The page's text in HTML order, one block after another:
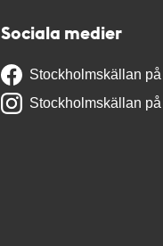
Sociala medier
Stockholmskällan
Stockholmskällan